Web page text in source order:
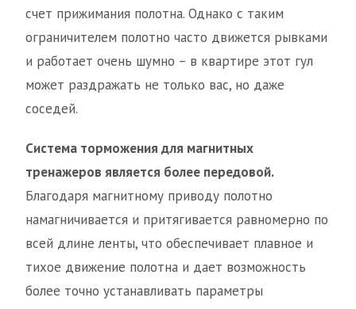
счет прижимания полотна. Однако с таким
ограничителем полотно часто движется рывками
и работает очень шумно – в квартире этот гул
может раздражать не только вас, но даже
соседей.
Система торможения для магнитных
тренажеров является более передовой.
Благодаря магнитному приводу полотно
намагничивается и притягивается равномерно по
всей длине ленты, что обеспечивает плавное и
тихое движение полотна и дает возможность
более точно устанавливать параметры